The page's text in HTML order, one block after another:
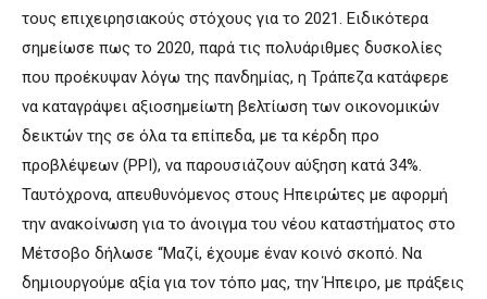
τους επιχειρησιακούς στόχους για το 2021. Ειδικότερα
σημείωσε πως το 2020, παρά τις πολυάριθμες δυσκολίες
που προέκυψαν λόγω της πανδημίας, η Τράπεζα κατάφερε
να καταγράψει αξιοσημείωτη βελτίωση των οικονομικών
δεικτών της σε όλα τα επίπεδα, με τα κέρδη προ
προβλέψεων (ΡΡΙ), να παρουσιάζουν αύξηση κατά 34%.
Ταυτόχρονα, απευθυνόμενος στους Ηπειρώτες με αφορμή
την ανακοίνωση για το άνοιγμα του νέου καταστήματος στο
Μέτσοβο δήλωσε “Μαζί, έχουμε έναν κοινό σκοπό. Να
δημιουργούμε αξία για τον τόπο μας, την Ήπειρο, με πράξεις